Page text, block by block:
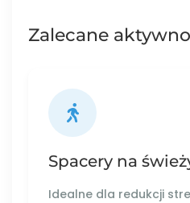
Zalecane
Spacery na
Idealne dla redukcji